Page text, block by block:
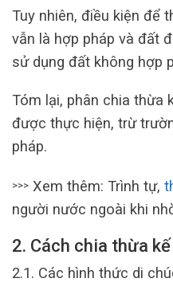
Tuy nhiên, điều kiện để
vẫn là hợp pháp và đất
sử dụng đất không hợp
Tóm lại, phân chia thừa
được thực hiện, trừ
pháp.
>>> Xem thêm: Trình tự,
người nước ngoài khi
2. Cách chia thừa
2.1. Các hình thức di